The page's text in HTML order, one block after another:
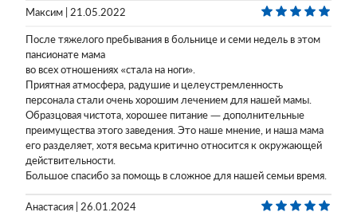
Максим | 21.05.2022
После тяжелого пребывания в больнице и семи недель в этом
пансионате мама
во всех отношениях «стала на ноги».
Приятная атмосфера, радушие и целеустремленность
персонала стали очень хорошим лечением для нашей мамы.
Образцовая чистота, хорошее питание — дополнительные
преимущества этого заведения. Это наше мнение, и наша мама
его разделяет, хотя весьма критично относится к окружающей
действительности.
Большое спасибо за помощь в сложное для нашей семьи время.
Анастасия | 26.01.2024